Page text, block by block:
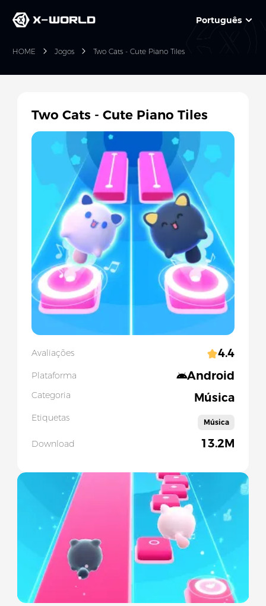
Português
HOME Jogos Two Cats - Cute Piano Tiles
Slide 1 of 5
Two Cats - Cute Piano Tiles
Avaliações 4.4
Plataforma Android
Categoria Música
Etiquetas Música
Download 13.2M